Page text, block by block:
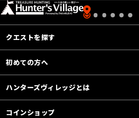
クエストを探す
初めての方へ
ハンターズヴィレッジとは
コインショップ